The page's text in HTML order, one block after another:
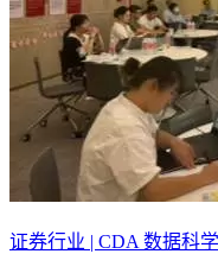
证券行业 | CDA 数据科